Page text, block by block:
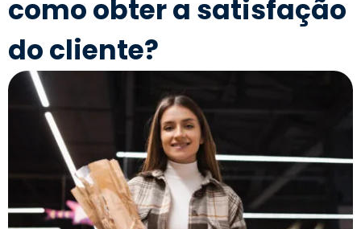
como obter a satisfação
do cliente?